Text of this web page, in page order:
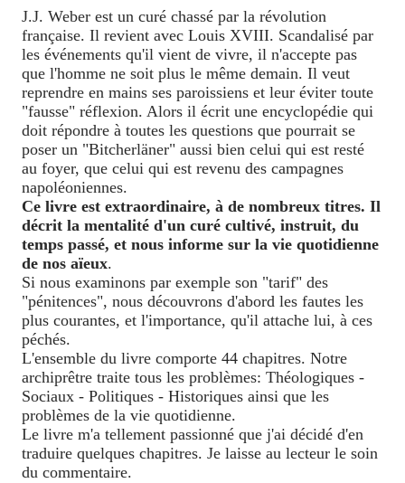
J.J. Weber est un curé chassé par la révolution
française. Il revient avec Louis XVIII. Scandalisé par
les événements qu'il vient de vivre, il n'accepte pas
que l'homme ne soit plus le même demain. Il veut
reprendre en mains ses paroissiens et leur éviter toute
"fausse" réflexion. Alors il écrit une encyclopédie qui
doit répondre à toutes les questions que pourrait se
poser un "Bitcherläner" aussi bien celui qui est resté
au foyer, que celui qui est revenu des campagnes
napoléoniennes.
Ce livre est extraordinaire, à de nombreux titres. Il
décrit la mentalité d'un curé cultivé, instruit, du
temps passé, et nous informe sur la vie quotidienne
de nos aïeux.
Si nous examinons par exemple son "tarif" des
"pénitences", nous découvrons d'abord les fautes les
plus courantes, et l'importance, qu'il attache lui, à ces
péchés.
L'ensemble du livre comporte 44 chapitres. Notre
archiprêtre traite tous les problèmes: Théologiques -
Sociaux - Politiques - Historiques ainsi que les
problèmes de la vie quotidienne.
Le livre m'a tellement passionné que j'ai décidé d'en
traduire quelques chapitres. Je laisse au lecteur le soin
du commentaire.